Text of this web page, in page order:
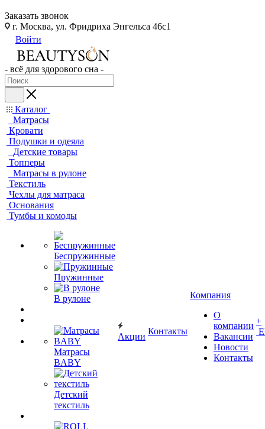
Заказать звонок
г. Москва, ул. Фридриха Энгельса 46с1
Войти
- всё для здорового сна -
Каталог
Матрасы
Кровати
Подушки и одеяла
Детские товары
Топперы
Матрасы в рулоне
Текстиль
Чехлы для матраса
Основания
Тумбы и комоды
Беспружинные
Пружинные
В рулоне
Матрасы
BABY
Детский
текстиль
Акции
Контакты
Компания
О
компании
Вакансии
Новости
Контакты
+